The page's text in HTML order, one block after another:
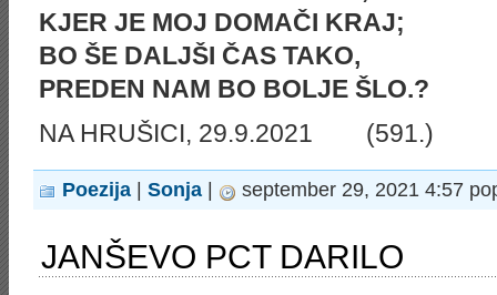
KJER JE MOJ DOMAČI KRAJ;
BO ŠE DALJŠI ČAS TAKO,
PREDEN NAM BO BOLJE ŠLO.?
NA HRUŠICI, 29.9.2021 (591.)
Poezija Sonja september 29, 2021 4:57
JANŠEVO PCT DARILO